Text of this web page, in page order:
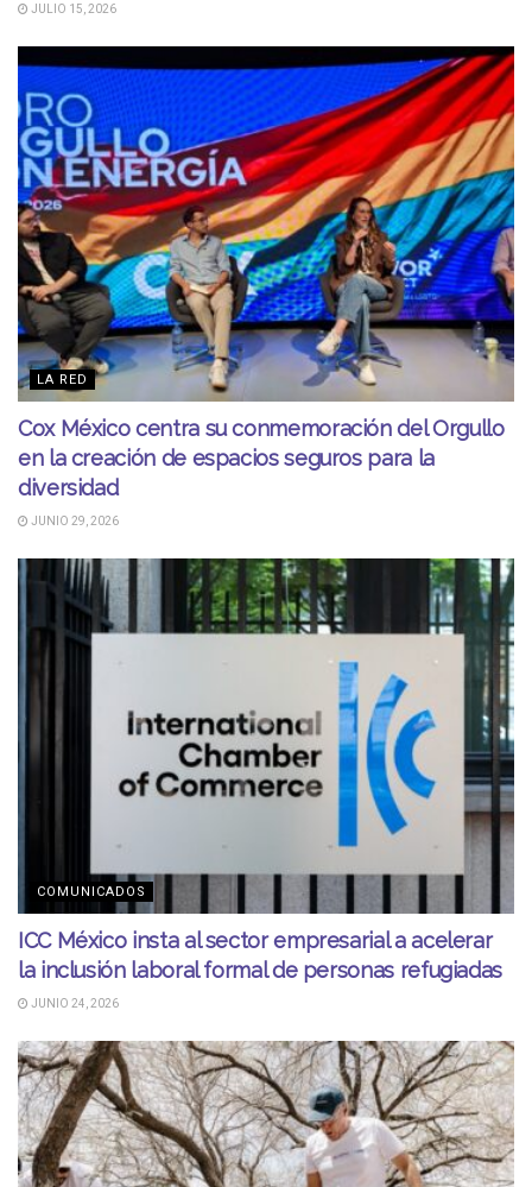
JULIO 15, 2026
LA RED
Cox México centra su conmemoración del Orgullo
en la creación de espacios seguros para la
diversidad
JUNIO 29, 2026
COMUNICADOS
ICC México insta al sector empresarial a acelerar
la inclusión laboral formal de personas refugiadas
JUNIO 24, 2026